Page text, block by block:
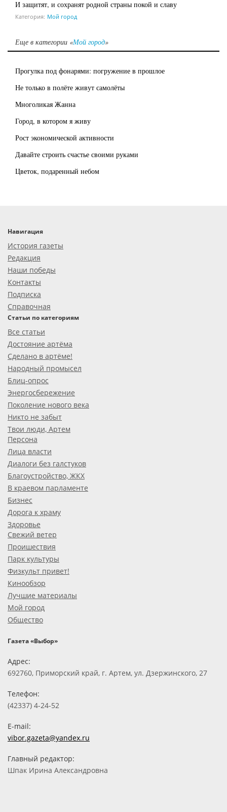
И защитят, и сохранят родной страны покой и славу
Категория: Мой город
Еще в категории «Мой город»
Прогулка под фонарями: погружение в прошлое
Не только в полёте живут самолёты
Многоликая Жанна
Город, в котором я живу
Рост экономической активности
Давайте строить счастье своими руками
Цветок, подаренный небом
Навигация
История газеты
Редакция
Наши победы
Контакты
Подписка
Справочная
Статьи по категориям
Все статьи
Достояние артёма
Сделано в артёме!
Народный промысел
Блиц-опрос
Энергосбережение
Поколение нового века
Никто не забыт
Твои люди, Артем
Персона
Лица власти
Диалоги без галстуков
Благоустройство, ЖКХ
В краевом парламенте
Бизнес
Дорога к храму
Здоровье
Свежий ветер
Проишествия
Парк культуры
Физкульт привет!
Кинообзор
Лучшие материалы
Мой город
Общество
Газета «Выбор»
Адрес:
692760, Приморский край, г. Артем, ул. Дзержинского, 27
Телефон:
(42337) 4-24-52
E-mail:
vibor.gazeta@yandex.ru
Главный редактор:
Шпак Ирина Александровна